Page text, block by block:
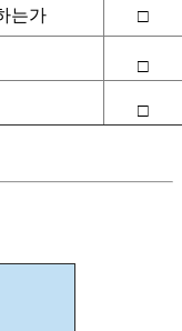
는가 □
□
□